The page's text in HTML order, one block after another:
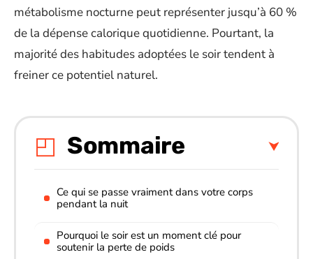
métabolisme nocturne peut représenter jusqu’à 60 %
de la dépense calorique quotidienne. Pourtant, la
majorité des habitudes adoptées le soir tendent à
freiner ce potentiel naturel.
Sommaire
Ce qui se passe vraiment dans votre corps
pendant la nuit
Pourquoi le soir est un moment clé pour
soutenir la perte de poids